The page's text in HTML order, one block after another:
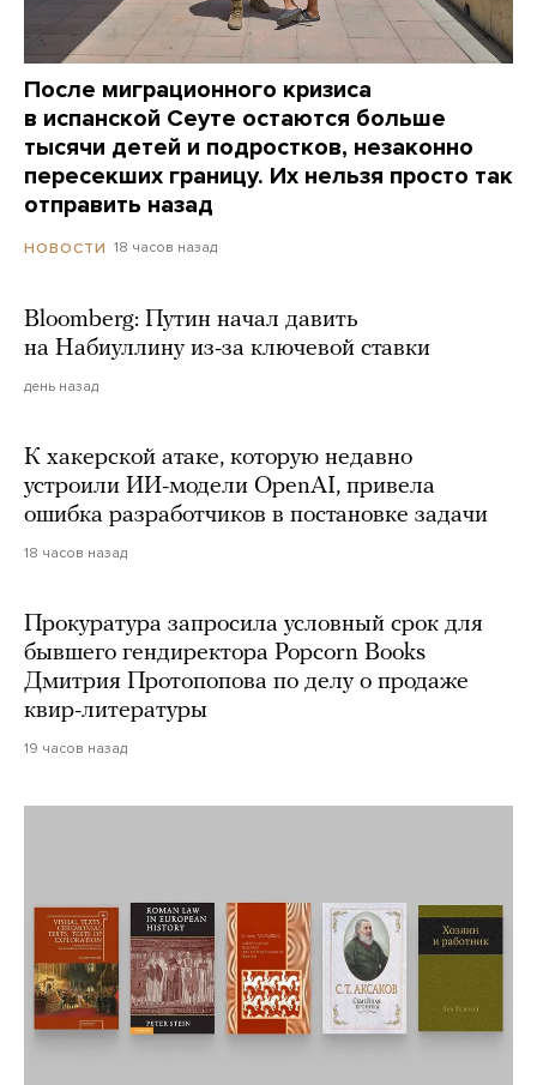
После миграционного кризиса
в испанской Сеуте остаются больше
тысячи детей и подростков, незаконно
пересекших границу. Их нельзя просто так
отправить назад
НОВОСТИ 18 часов назад
Bloomberg: Путин начал давить
на Набиуллину из-за ключевой ставки
день назад
К хакерской атаке, которую недавно
устроили ИИ-модели OpenAI, привела
ошибка разработчиков в постановке задачи
18 часов назад
Прокуратура запросила условный срок для
бывшего гендиректора Popcorn Books
Дмитрия Протопопова по делу о продаже
квир-литературы
19 часов назад